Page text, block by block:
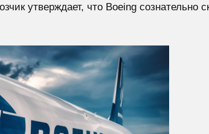
утверждает, что Boeing сознательно